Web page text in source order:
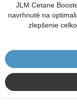
JLM Cetane
navrhnuté na
zlepšenie